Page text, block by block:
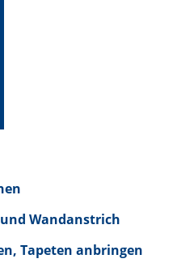
Wandanstrich
Tapeten anbringen